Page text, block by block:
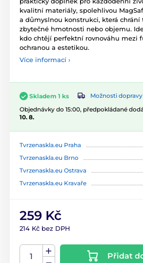
kvalitní materiály, spolehlivou
a důmyslnou konstrukci, která chrání
zbytečné hmotnosti nebo objemu.
kdo chtějí perfektní rovnováhu mezi
ochranou a estetikou.
Více informací ›
Skladem 1 ks
Možnosti dopravy
Objednávky do 15:00, předpokládané
10. 8.
Tvrzenaskla.eu Praha
Tvrzenaskla.eu Brno
Tvrzenaskla.eu Ostrava
Tvrzenaskla.eu Kravaře
259 Kč
214 Kč bez DPH
Přidat